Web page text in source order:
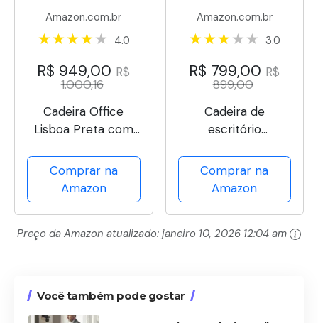
Amazon.com.br
4.0
R$ 949,00R$
1.000,16
Cadeira Office
Lisboa Preta com
Comprar na
Amazon
Amazon.com.br
3.0
R$ 799,00R$
899,00
Cadeira de
escritório
reclinável até 145°
com apoio para os
pés, almofada de ar,
cabide e apoio de
cabeça ajustável –
Comprar na
Amazon
Preço da Amazon atualizado: janeiro 10, 2026 12:04 am
Você também pode gostar